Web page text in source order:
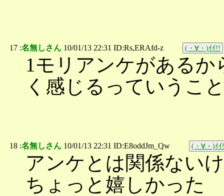
17 :名無しさん 10/01/13 22:31 ID:Rs,ERAfd-z (・∀・)ｲｲ!!
1モリアンケがある
く感じるっていうこ
18 :名無しさん 10/01/13 22:31 ID:E8oddJm_Qw (・∀・)ｲ
アンケとは関係ない
ちょっと嬉しかった